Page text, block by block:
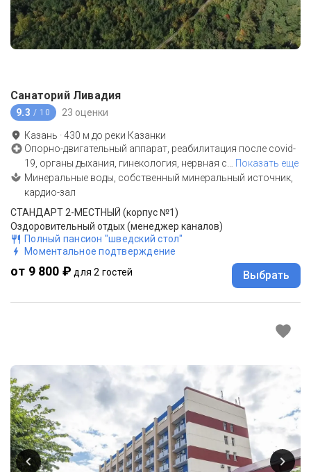
Санаторий Ливадия
9.3 / 10 23 оценки
Казань ·430 м до реки Казанки
Опорно-двигательный аппарат, реабилитация после covid-
19, органы дыхания, гинекология, нервная с… Показать еще
Минеральные воды, собственный минеральный источник,
кардио-зал
СТАНДАРТ 2-МЕСТНЫЙ (корпус №1)
Оздоровительный отдых (менеджер каналов)
Полный пансион "шведский стол"
Моментальное подтверждение
от 9 800 ₽ для 2 гостей Выбрать